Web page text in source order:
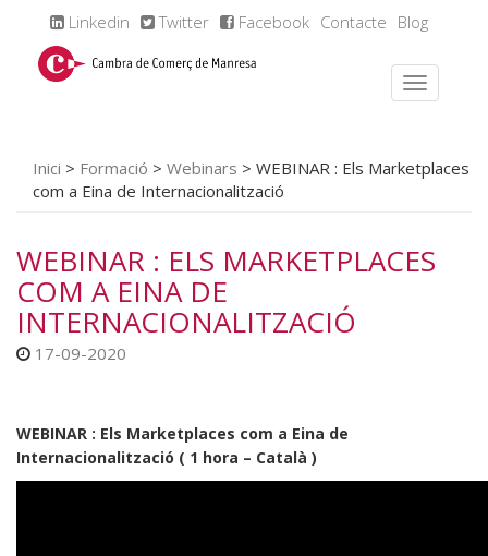
Linkedin Twitter Facebook Contacte Blog
Inici > Formació > Webinars > WEBINAR : Els Marketplaces
com a Eina de Internacionalització
WEBINAR : ELS MARKETPLACES
COM A EINA DE
INTERNACIONALITZACIÓ
17-09-2020
WEBINAR : Els Marketplaces com a Eina de
Internacionalització ( 1 hora – Català )